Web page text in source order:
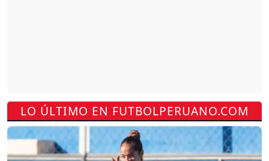
LO ÚLTIMO EN FUTBOLPERUANO.COM